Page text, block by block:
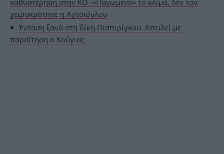
καθυστέρηση στην ΚΟ -«Παγωμένο» το κλίμα, δεν τον
χειροκρότησε η Αχτσιόγλου
Ένταση ξανά στη δίκη Πισπιρίγκου: Απειλεί με
παραίτηση ο Κούγιας